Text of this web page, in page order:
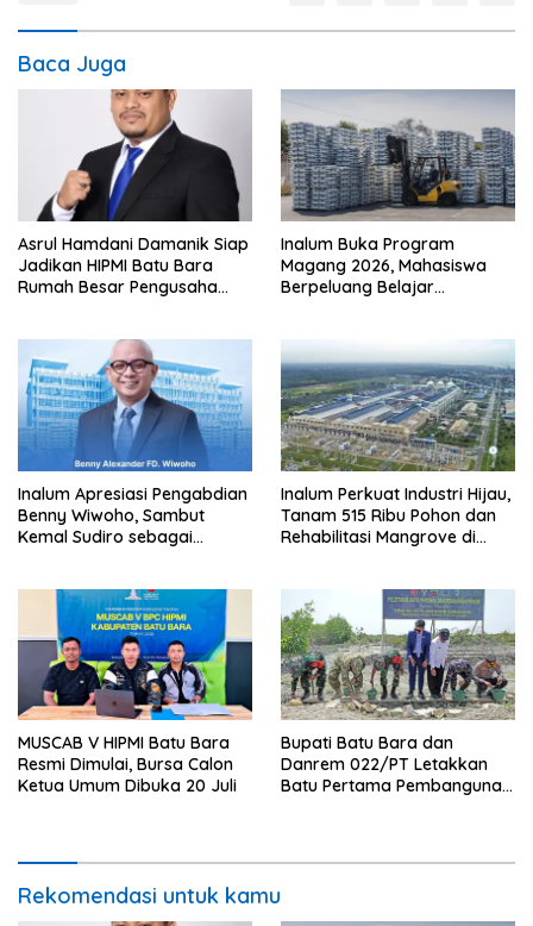
Baca Juga
Asrul Hamdani Damanik Siap
Jadikan HIPMI Batu Bara
Rumah Besar Pengusaha
Inalum Buka Program
Magang 2026, Mahasiswa
Berpeluang Belajar
Inalum Apresiasi Pengabdian
Benny Wiwoho, Sambut
Kemal Sudiro sebagai
Inalum Perkuat Industri Hijau,
Tanam 515 Ribu Pohon dan
Rehabilitasi Mangrove di
MUSCAB V HIPMI Batu Bara
Resmi Dimulai, Bursa Calon
Ketua Umum Dibuka 20 Juli
Bupati Batu Bara dan
Danrem 022/PT Letakkan
Batu Pertama Pembangunan
Rekomendasi untuk kamu